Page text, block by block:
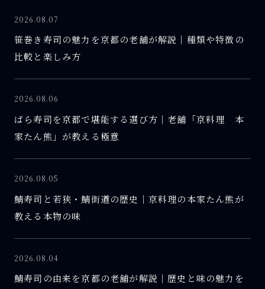
2026.08.07
笹巻き寿司の魅力を京都の老舗が解説｜種類や特徴の
比較と楽しみ方
2026.08.06
ばら寿司を京都で堪能する選び方｜老舗「京料理 本
家たん熊」が教える極意
2026.08.05
鯖寿司と若狭・鯖街道の歴史｜京料理の本家たん熊が
教える本物の味
2026.08.04
鯖寿司の由来を京都の老舗が解説｜歴史と味の魅力を